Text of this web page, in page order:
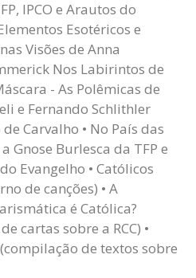
IPCO e Arautos do
Esotéricos e
Visões de Anna
Nos Labirintos de
- As Polêmicas de
e Fernando Schlithler
Carvalho • No País das
Gnose Burlesca da TFP e
Evangelho • Católicos
de canções) • A
é Católica?
cartas sobre a RCC) •
de textos sobre